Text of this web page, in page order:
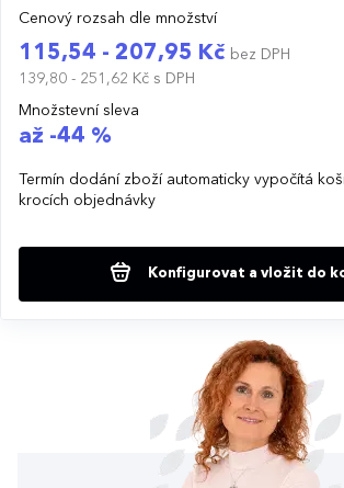
Cenový rozsah dle množství
115,54 - 207,95 Kč bez DPH
139,80 - 251,62 Kč s DPH
Množstevní sleva
až -44 %
Termín dodání zboží automaticky vypočítá
krocích objednávky
Konfigurovat a vložit do